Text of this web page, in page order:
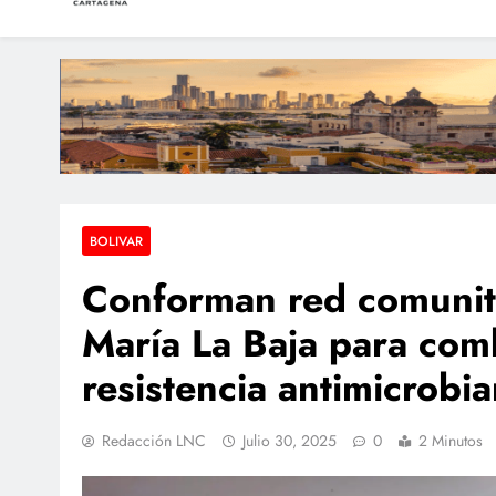
Policía abatió a
Armada de
Condenan a dos
LAS NOTICIAS CARTAGENA
Periodismo e Investigación
BOLIVAR
Conforman red
María La Baja para
resistencia
Redacción LNC Julio 30, 2025 0 2 Minutos